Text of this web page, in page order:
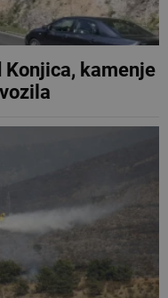
Konjica, kamenje